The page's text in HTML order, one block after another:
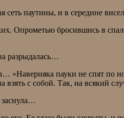
паутины, и в середине
Опрометью бросившись в
разрыдалась…
«Наверняка пауки не спят по
с собой. Так, на всякий